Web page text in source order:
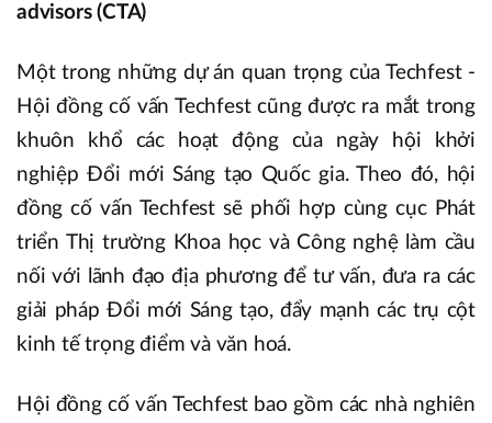
advisors (CTA)
Một trong những dự án quan trọng của Techfest -
Hội đồng cố vấn Techfest cũng được ra mắt trong
khuôn khổ các hoạt động của ngày hội khởi
nghiệp Đổi mới Sáng tạo Quốc gia. Theo đó, hội
đồng cố vấn Techfest sẽ phối hợp cùng cục Phát
triển Thị trường Khoa học và Công nghệ làm cầu
nối với lãnh đạo địa phương để tư vấn, đưa ra các
giải pháp Đổi mới Sáng tạo, đẩy mạnh các trụ cột
kinh tế trọng điểm và văn hoá.
Hội đồng cố vấn Techfest bao gồm các nhà nghiên